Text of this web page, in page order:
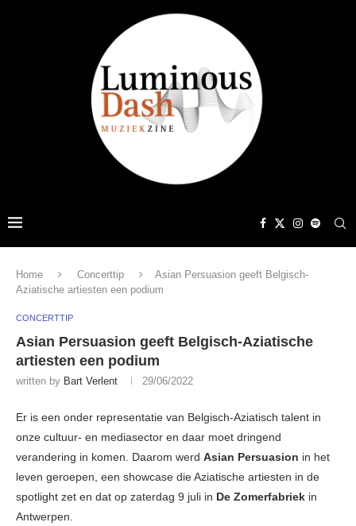
Home Concerttip
Asian Persuasion geeft Belgisch-
Aziatische artiesten een podium
CONCERTTIP
Asian Persuasion geeft Belgisch-Aziatische
artiesten een podium
written by Bart Verlent 29/06/2022
Er is een onder representatie van Belgisch-Aziatisch talent in
onze cultuur- en mediasector en daar moet dringend
verandering in komen. Daarom werd Asian Persuasion in het
leven geroepen, een showcase die Aziatische artiesten in de
spotlight zet en dat op zaterdag 9 juli in De Zomerfabriek in
Antwerpen.